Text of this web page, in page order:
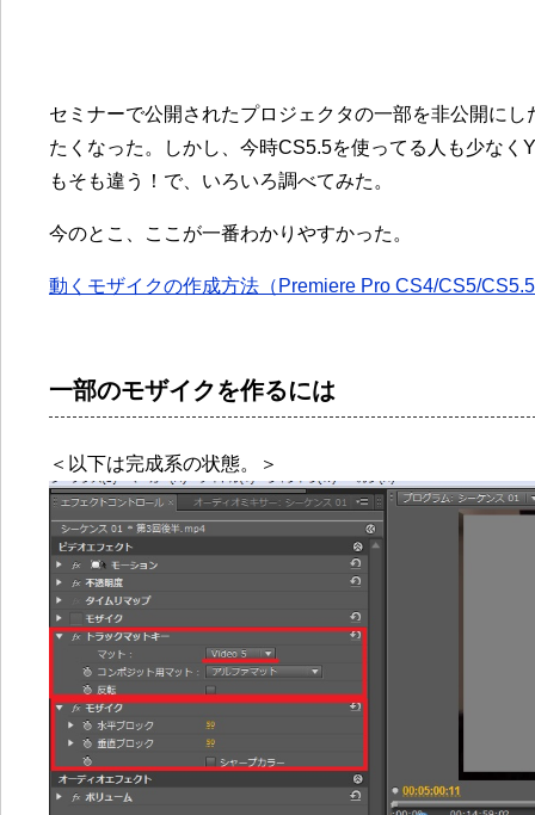
セミナーで公開されたプロジェクタの一部を非公開に
たくなった。しかし、今時CS5.5を使ってる人も少なく
もそも違う！で、いろいろ調べてみた。
今のとこ、ここが一番わかりやすかった。
動くモザイクの作成方法（Premiere Pro CS4/CS5/
一部のモザイクを作るには
＜以下は完成系の状態。＞